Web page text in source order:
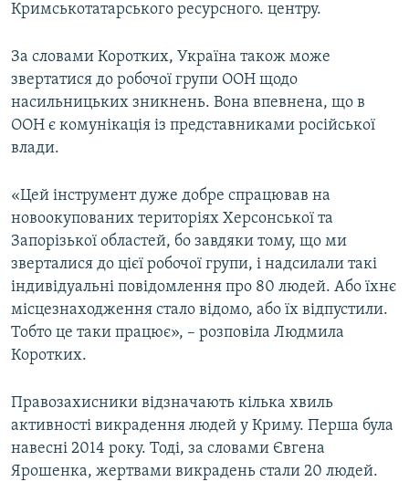
Кримськотатарського ресурсного. центру.
За словами Коротких, Україна також може
звертатися до робочої групи ООН щодо
насильницьких зникнень. Вона впевнена, що в
ООН є комунікація із представниками російської
влади.
«Цей інструмент дуже добре спрацював на
новоокупованих територіях Херсонської та
Запорізької областей, бо завдяки тому, що ми
зверталися до цієї робочої групи, і надсилали такі
індивідуальні повідомлення про 80 людей. Або їхнє
місцезнаходження стало відомо, або їх відпустили.
Тобто це таки працює», – розповіла Людмила
Коротких.
Правозахисники відзначають кілька хвиль
активності викрадення людей у Криму. Перша була
навесні 2014 року. Тоді, за словами Євгена
Ярошенка, жертвами викрадень стали 20 людей.